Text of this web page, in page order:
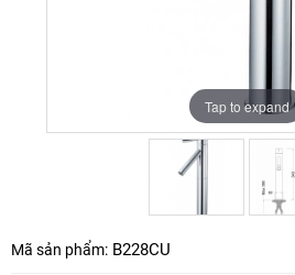
Tap to expand
Tap to expand
Mã sản phẩm: B228CU